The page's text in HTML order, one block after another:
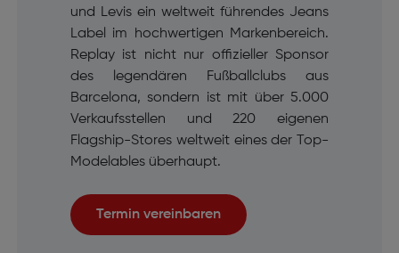
und Levis ein weltweit führendes Jeans
Label im hochwertigen Markenbereich.
Replay ist nicht nur offizieller Sponsor
des legendären Fußballclubs aus
Barcelona, sondern ist mit über 5.000
Verkaufsstellen und 220 eigenen
Flagship-Stores weltweit eines der Top-
Modelables überhaupt.
Termin vereinbaren